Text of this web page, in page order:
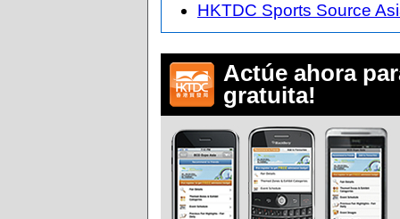
HKTDC Sports Source
Actúe ahora
gratuita!